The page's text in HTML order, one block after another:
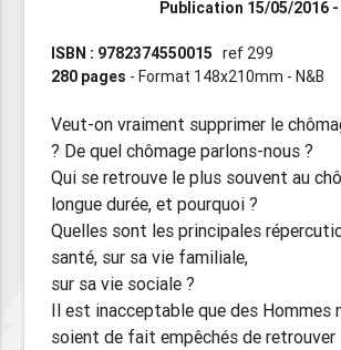
Publication 15/05/2016 -
ISBN : 9782374550015 ref 299
280 pages - Format 148x210mm - N&B
Veut-on vraiment supprimer le
? De quel chômage parlons-nous ?
Qui se retrouve le plus souvent au
longue durée, et pourquoi ?
Quelles sont les principales
santé, sur sa vie familiale,
sur sa vie sociale ?
Il est inacceptable que des Hommes
soient de fait empêchés de retrouver